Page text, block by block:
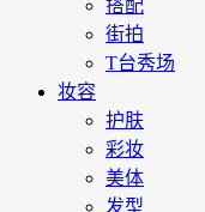
搭配
街拍
T台秀场
妆容
护肤
彩妆
美体
发型